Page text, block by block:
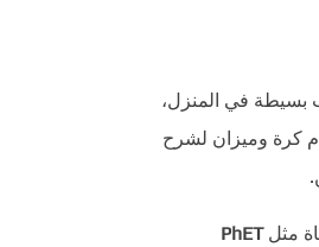
في المنزل،
كرة وميزان لشرح
مثلPhET